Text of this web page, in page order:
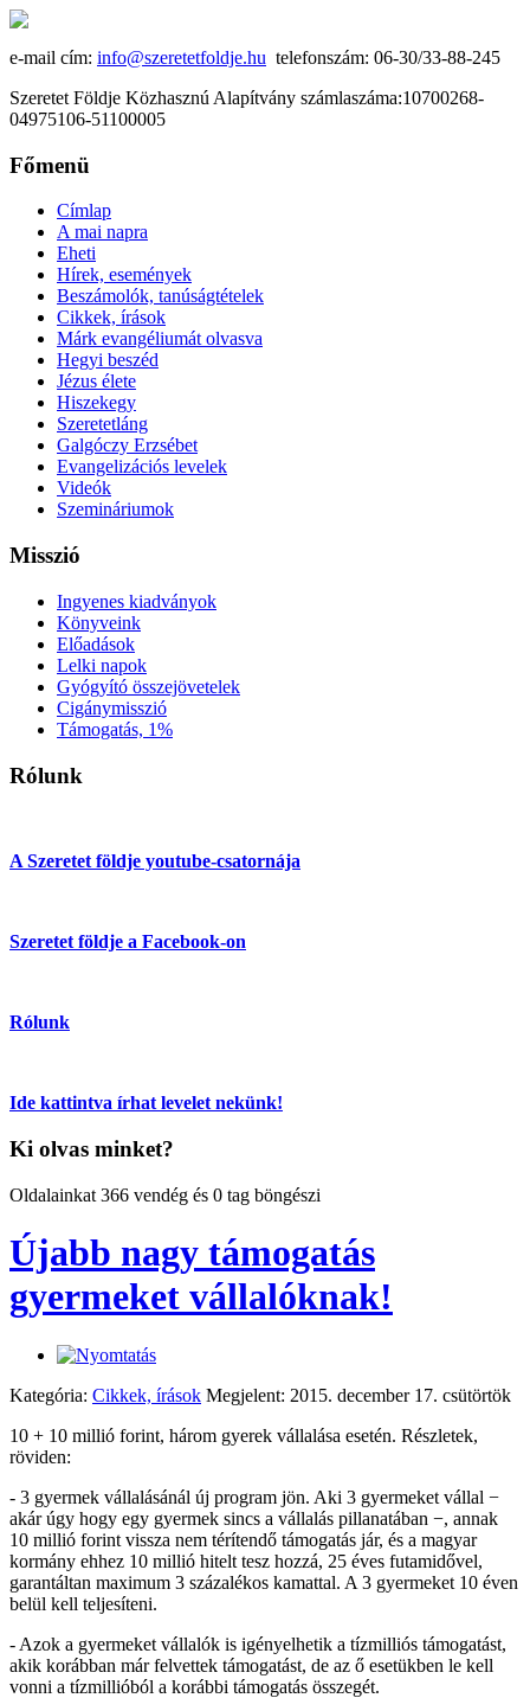
e-mail cím: info@szeretetfoldje.hu telefonszám: 06-30/33-88-245
Szeretet Földje Közhasznú Alapítvány számlaszáma:10700268-
04975106-51100005
Főmenü
Címlap
A mai napra
Eheti
Hírek, események
Beszámolók, tanúságtételek
Cikkek, írások
Márk evangéliumát olvasva
Hegyi beszéd
Jézus élete
Hiszekegy
Szeretetláng
Galgóczy Erzsébet
Evangelizációs levelek
Videók
Szemináriumok
Misszió
Ingyenes kiadványok
Könyveink
Előadások
Lelki napok
Gyógyító összejövetelek
Cigánymisszió
Támogatás, 1%
Rólunk
A Szeretet földje youtube-csatornája
Szeretet földje a Facebook-on
Rólunk
Ide kattintva írhat levelet nekünk!
Ki olvas minket?
Oldalainkat 366 vendég és 0 tag böngészi
Újabb nagy támogatás
gyermeket vállalóknak!
Kategória: Cikkek, írások Megjelent: 2015. december 17. csütörtök
10 + 10 millió forint, három gyerek vállalása esetén. Részletek,
röviden:
- 3 gyermek vállalásánál új program jön. Aki 3 gyermeket vállal −
akár úgy hogy egy gyermek sincs a vállalás pillanatában −, annak
10 millió forint vissza nem térítendő támogatás jár, és a magyar
kormány ehhez 10 millió hitelt tesz hozzá, 25 éves futamidővel,
garantáltan maximum 3 százalékos kamattal. A 3 gyermeket 10 éven
belül kell teljesíteni.
- Azok a gyermeket vállalók is igényelhetik a tízmilliós támogatást,
akik korábban már felvettek támogatást, de az ő esetükben le kell
vonni a tízmillióból a korábbi támogatás összegét.